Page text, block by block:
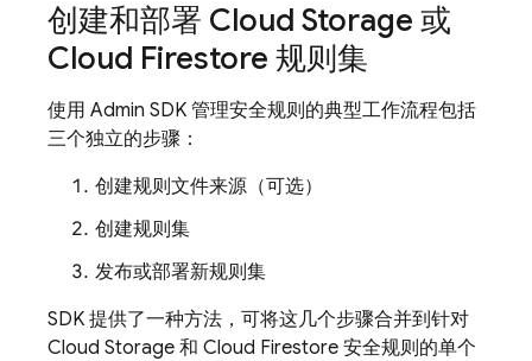
创建和部署 Cloud Storage 或
Cloud Firestore 规则集
使用 Admin SDK 管理安全规则的典型工作流程包括
三个独立的步骤：
创建规则文件来源（可选）
创建规则集
发布或部署新规则集
SDK 提供了一种方法，可将这几个步骤合并到针对
Cloud Storage 和 Cloud Firestore 安全规则的单个